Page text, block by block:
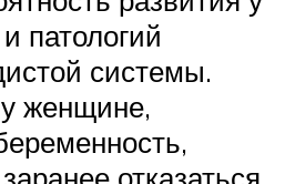
патологий
системы.
женщине,